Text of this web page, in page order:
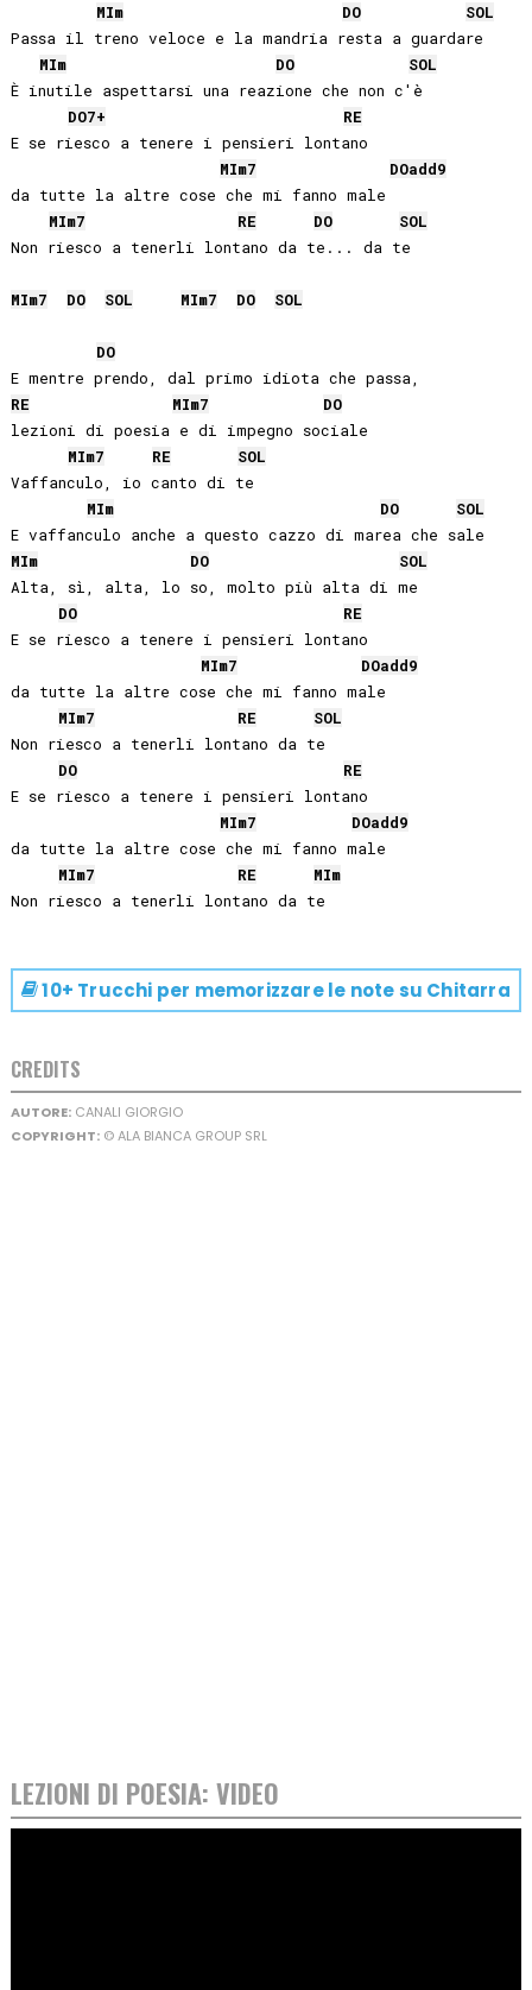
MIm DO
SOL
Passa il treno veloce e la mandria resta a guardare
MIm DO
SOL
È inutile aspettarsi una reazione che non c'è
DO7+
RE
E se riesco a tenere i pensieri lontano
MIm7 DOadd9
da tutte la altre cose che mi fanno male
MIm7 RE DO
SOL
Non riesco a tenerli lontano da te... da te
MIm7 DO SOL MIm7 DO SOL
DO
RE
MIm7
DO
lezioni di poesia e di impegno sociale
MIm7 RE
SOL
Vaffanculo, io canto di te
MIm DO
SOL
MIm DO
SOL
Alta, sì, alta, lo so, molto più alta di me
DO
RE
E se riesco a tenere i pensieri lontano
MIm7 DOadd9
da tutte la altre cose che mi fanno male
MIm7 RE
SOL
Non riesco a tenerli lontano da te
DO
RE
E se riesco a tenere i pensieri lontano
MIm7 DOadd9
da tutte la altre cose che mi fanno male
MIm7 RE MIm
10+ Trucchi per memorizzare le note su Chitarra
CREDITS
AUTORE:CANALI GIORGIO
COPYRIGHT:© ALA BIANCA GROUP SRL
LEZIONI DI POESIA: VIDEO